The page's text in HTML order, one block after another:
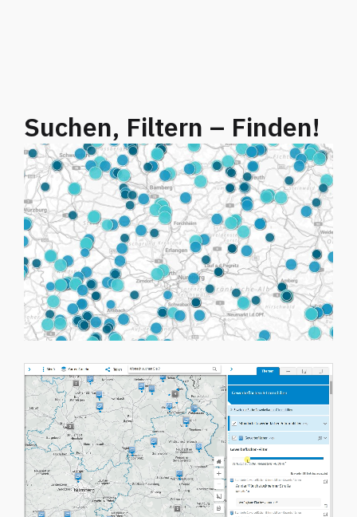
Suchen, Filtern – Finden!